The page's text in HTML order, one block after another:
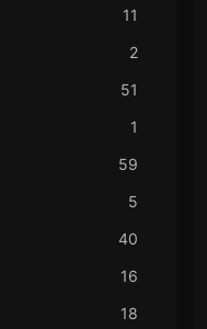
11
2
51
1
59
5
40
16
18